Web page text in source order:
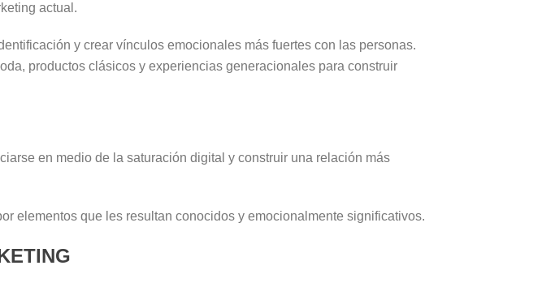
actual.
y crear vínculos emocionales más fuertes con las personas.
productos clásicos y experiencias generacionales para construir
en medio de la saturación digital y construir una relación más
elementos que les resultan conocidos y emocionalmente significativos.